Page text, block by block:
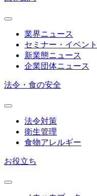
業界ニュース
セミナー・イベン
新業態ニュース
企業団体ニュース
法令・食の安全
法令対策
衛生管理
食物アレルギー
お役立ち